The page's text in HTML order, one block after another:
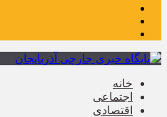
خانه
اجتماعی
اقتصادی